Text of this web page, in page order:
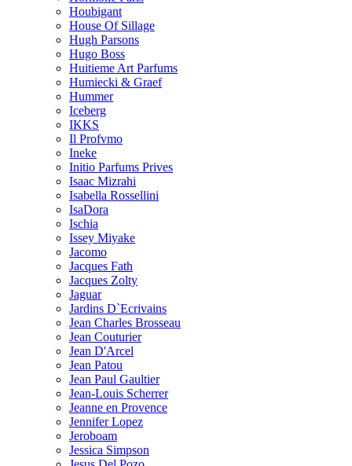
Houbigant
House Of Sillage
Hugh Parsons
Hugo Boss
Huitieme Art Parfums
Humiecki & Graef
Hummer
Iceberg
IKKS
Il Profvmo
Ineke
Initio Parfums Prives
Isaac Mizrahi
Isabella Rossellini
IsaDora
Ischia
Issey Miyake
Jacomo
Jacques Fath
Jacques Zolty
Jaguar
Jardins D`Ecrivains
Jean Charles Brosseau
Jean Couturier
Jean D'Arcel
Jean Patou
Jean Paul Gaultier
Jean-Louis Scherrer
Jeanne en Provence
Jennifer Lopez
Jeroboam
Jessica Simpson